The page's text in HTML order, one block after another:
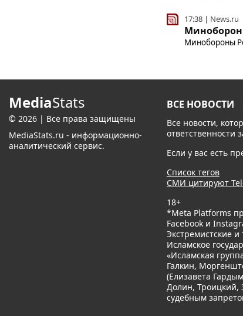
17:38 | News.ru
Минобороны
MediaStats
© 2026 | Все права защищены
MediaStats.ru - информационно-
аналитический сервис.
ВСЕ НОВОСТИ
Все новости,
ответственности
Если у вас есть
Список тегов
СМИ цитируют
18+
*Meta Platforms
Facebook и
Экстремистские
Исламское
«Исламская
Галкин,
(Елизавета
Долин, Троицкий,
судебным